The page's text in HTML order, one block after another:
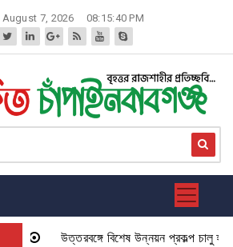
August 7, 2026 08:15:40 PM
উত্তরবঙ্গে বিশেষ উন্নয়ন প্রকল্প চালু হতে